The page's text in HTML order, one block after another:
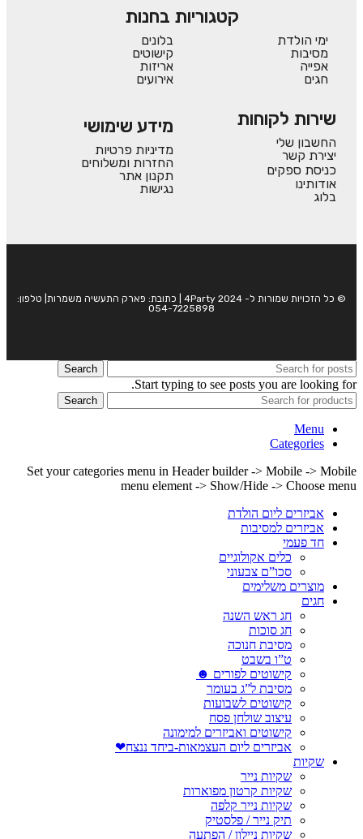
קטגוריות בחנות
ימי הולדת
מסיבות
אפייה
חגים
בלונים
קישוטים
אריזות
אירועים
שירות לקוחות
החשבון שלי
יצירת קשר
כניסת ספקים
אודותינו
בלוג
מידע שימושי
מדיניות פרטיות
החזרות ומשלוחים
תקנון אתר
נגישות
© כל הזכויות שמורות ל- 4Party 2024 | כתובת: פארק התעשיה משמרות| טלפון:
054-7225898
Search
Start typing to see posts you are looking for.
Search
Menu
Categories
Set your categories menu in Header builder -> Mobile -> Mobile
menu element -> Show/Hide -> Choose menu
אביזרים ליום הולדת
אביזרים למסיבות
חד פעמי
כלים אקולוגיים
סכו”ם צבעוני
מוצרים משלימים
חגים
חג ראש השנה
חג סוכות
מסיבת חנוכה
ט”ו בשבט
קישוטים לפורים ☻
מסיבת ל”ג בעומר
קישוטים לשבועות
עיצוב שולחן פסח
קישוטים ואביזרים למימונה
אביזרים ליום העצמאות-ביחד ננצח❤
שקיות
שקיות נייר
שקיות קרטון מפוארות
שקיות נייר קלפה
תיק נייר / פלסטיק
שקיות ניילון / הפתעה